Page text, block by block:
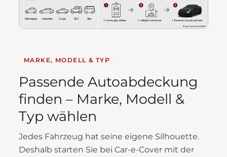
MARKE, MODELL & TYP
Passende Autoabdeckung
finden – Marke, Modell &
Typ wählen
Jedes Fahrzeug hat seine eigene Silhouette.
Deshalb starten Sie bei Car-e-Cover mit der